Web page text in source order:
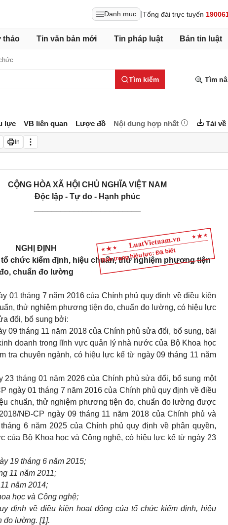
Danh mục Tổng đài trực tuyến
thảo Tin văn bản mới Tin pháp luật Bản tin luật
Tìm kiếm Tìm
lực VB liên quan Lược đồ Nội dung hợp nhất Tải về
In
Tình trạng hiệu lực: Đã biết
CỘNG HÒA XÃ HỘI CHỦ NGHĨA VIỆT NAM
Độc lập - Tự do - Hạnh phúc
NGHỊ ĐỊNH
chức kiểm định, hiệu chuẩn, thử nghiệm phương tiện
chuẩn đo lường
01 tháng 7 năm 2016 của Chính phủ quy định về điều kiện
thử nghiệm phương tiện đo, chuẩn đo lường, có hiệu lực
đổi, bổ sung bởi:
09 tháng 11 năm 2018 của Chính phủ sửa đổi, bổ sung, bãi
doanh trong lĩnh vực quản lý nhà nước của Bộ Khoa học
tra chuyên ngành, có hiệu lực kể từ ngày 09 tháng 11 năm
23 tháng 01 năm 2026 của Chính phủ sửa đổi, bổ sung một
ngày 01 tháng 7 năm 2016 của Chính phủ quy định về điều
chuẩn, thử nghiệm phương tiện đo, chuẩn đo lường được
NĐ-CP ngày 09 tháng 11 năm 2018 của Chính phủ và
6 năm 2025 của Chính phủ quy định về phân quyền,
của Bộ Khoa học và Công nghệ, có hiệu lực kể từ ngày 23
19 tháng 6 năm 2015;
11 năm 2011;
năm 2014;
học và Công nghệ;
định về điều kiện hoạt động của tổ chức kiểm định, hiệu
đo lường. [1].